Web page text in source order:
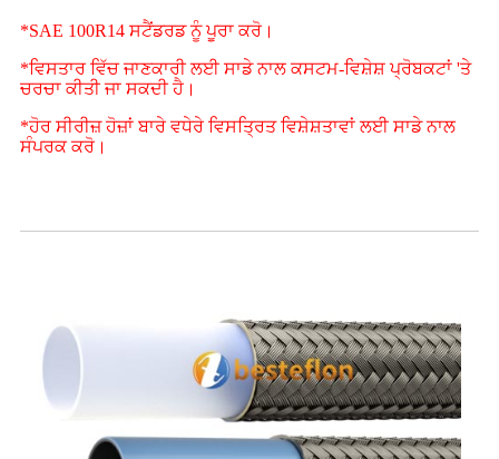
*SAE 100R14 ਸਟੈਂਡਰਡ ਨੂੰ ਪੂਰਾ ਕਰੋ।
*ਵਿਸਤਾਰ ਵਿੱਚ ਜਾਣਕਾਰੀ ਲਈ ਸਾਡੇ ਨਾਲ ਕਸਟਮ-ਵਿਸ਼ੇਸ਼ ਪ੍ਰੋਬਕਟਾਂ 'ਤੇ
ਚਰਚਾ ਕੀਤੀ ਜਾ ਸਕਦੀ ਹੈ।
*ਹੋਰ ਸੀਰੀਜ਼ ਹੋਜ਼ਾਂ ਬਾਰੇ ਵਧੇਰੇ ਵਿਸਤ੍ਰਿਤ ਵਿਸ਼ੇਸ਼ਤਾਵਾਂ ਲਈ ਸਾਡੇ ਨਾਲ
ਸੰਪਰਕ ਕਰੋ।